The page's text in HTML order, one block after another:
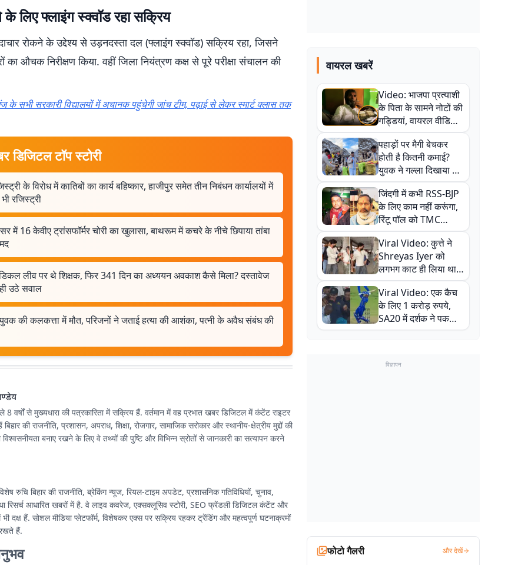
के लिए फ्लाइंग स्क्वॉड रहा सक्रिय
रोकने के उद्देश्य से उड़नदस्ता दल (फ्लाइंग स्क्वॉड) सक्रिय रहा, जिसने
का औचक निरीक्षण किया. वहीं जिला नियंत्रण कक्ष से पूरे परीक्षा संचालन की
के सभी सरकारी विद्यालयों में अचानक पहुंचेगी जांच टीम, पढ़ाई से लेकर स्मार्ट क्लास तक
डिजिटल टॉप स्टोरी
के विरोध में कातिबों का कार्य बहिष्कार, हाजीपुर समेत तीन निबंधन कार्यालयों में
रजिस्ट्री
में 16 केवीए ट्रांसफॉर्मर चोरी का खुलासा, बाथरूम में कचरे के नीचे छिपाया तांबा
लीव पर थे शिक्षक, फिर 341 दिन का अध्ययन अवकाश कैसे मिला? दस्तावेज
उठे सवाल
की कलकत्ता में मौत, परिजनों ने जताई हत्या की आशंका, पत्नी के अवैध संबंध की
8 वर्षों से मुख्यधारा की पत्रकारिता में सक्रिय हैं. वर्तमान में वह प्रभात खबर डिजिटल में कंटेंट राइटर
की राजनीति, प्रशासन, अपराध, शिक्षा, रोजगार, सामाजिक सरोकार और स्थानीय-क्षेत्रीय मुद्दों की
बनाए रखने के लिए वे तथ्यों की पुष्टि और विभिन्न स्रोतों से जानकारी का सत्यापन करने
रुचि बिहार की राजनीति, ब्रेकिंग न्यूज, रियल-टाइम अपडेट, प्रशासनिक गतिविधियों, चुनाव,
रिसर्च आधारित खबरों में है. वे लाइव कवरेज, एक्सक्लूसिव स्टोरी, SEO फ्रेंडली डिजिटल कंटेंट और
में भी दक्ष हैं. सोशल मीडिया प्लेटफॉर्म, विशेषकर एक्स पर सक्रिय रहकर ट्रेंडिंग और महत्वपूर्ण घटनाक्रमों
हैं.
वायरल खबरें
Video: भाजपा प्रत्याशी
के पिता के सामने नोटों की
गड्डियां, वायरल वीडियो
से राजनीति में उबाल,
अजित महतो बोले- TMC
की गंदी चाल
पहाड़ों पर मैगी बेचकर
होती है कितनी कमाई?
युवक ने गल्ला दिखाया तो
नौकरी वालों के खड़े हो गए
कान
जिंदगी में कभी RSS-BJP
के लिए काम नहीं करूंगा,
रिंटू पॉल को TMC
ऑफिस में ले जाकर पीटा,
Video वायरल
Viral Video: कुत्ते ने
Shreyas Iyer को
लगभग काट ही लिया था,
न्यूजीलैंड सीरीज से पहले
बाल-बाल बचे
Viral Video: एक कैच
के लिए 1 करोड़ रुपये,
SA20 में दर्शक ने पकड़ा
एक हाथ से गजब का कैच
विज्ञापन
फोटो गैलरी और देखें